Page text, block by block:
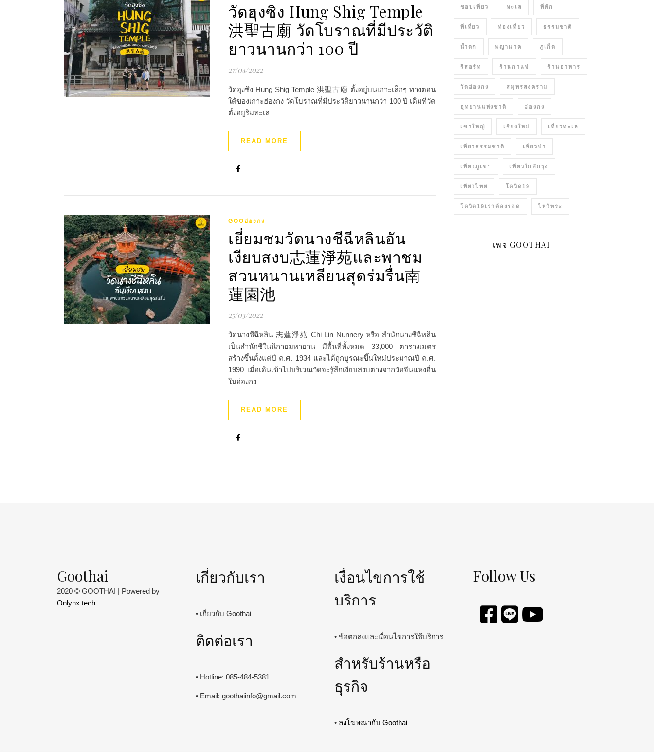
วัดฮุงซิง Hung Shig Temple
洪聖古廟 วัดโบราณที่มีประวัติ
ยาวนานกว่า 100 ปี
27/04/2022
วัดฮุงซิง Hung Shig Temple 洪聖古廟 ตั้งอยู่บนเกาะเล็กๆ ทางตอน
ใต้ของเกาะฮ่องกง วัดโบราณที่มีประวัติยาวนานกว่า 100 ปี เดิมทีวัด
ตั้งอยู่ริมทะเล
READ MORE
GOOฮ่องกง
เยี่ยมชมวัดนางชีฉีหลินอัน
เงียบสงบ志蓮淨苑และพาชม
สวนหนานเหลียนสุดร่มรื่น南
蓮園池
25/03/2022
วัดนางชีฉีหลิน 志蓮淨苑 Chi Lin Nunnery หรือ สำนักนางชีฉีหลิน
เป็นสำนักชีในนิกายมหายาน มีพื้นที่ทั้งหมด 33,000 ตารางเมตร
สร้างขึ้นตั้งแต่ปี ค.ศ. 1934 และได้ถูกบูรณะขึ้นใหม่ประมาณปี ค.ศ.
1990 เมื่อเดินเข้าไปบริเวณวัดจะรู้สึกเงียบสงบต่างจากวัดจีนแห่งอื่น
ในฮ่องกง
READ MORE
ชอบเที่ยว ทะเล ที่พัก
ที่เที่ยว ท่องเที่ยว ธรรมชาติ
น้ำตก พญานาค ภูเก็ต
รีสอร์ท ร้านกาแฟ ร้านอาหาร
วัดฮ่องกง สมุทรสงคราม
อุทยานแห่งชาติ ฮ่องกง
เขาใหญ่ เชียงใหม่ เที่ยวทะเล
เที่ยวธรรมชาติ เที่ยวป่า
เที่ยวภูเขา เที่ยวใกล้กรุง
เที่ยวไทย โควิด19
โควิด19เราต้องรอด ไหว้พระ
เพจ GOOTHAI
Goothai
2020 © GOOTHAI | Powered by
Onlynx.tech
เกี่ยวกับเรา
• เกี่ยวกับ Goothai
ติดต่อเรา
• Hotline: 085-484-5381
• Email: goothaiinfo@gmail.com
เงื่อนไขการใช้
บริการ
• ข้อตกลงและเงื่อนไขการใช้บริการ
สำหรับร้านหรือ
ธุรกิจ
• ลงโฆษณากับ Goothai
Follow Us